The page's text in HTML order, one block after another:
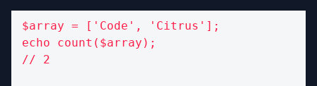
$array = ['Code', 'Citrus'];
echo count($array);
// 2